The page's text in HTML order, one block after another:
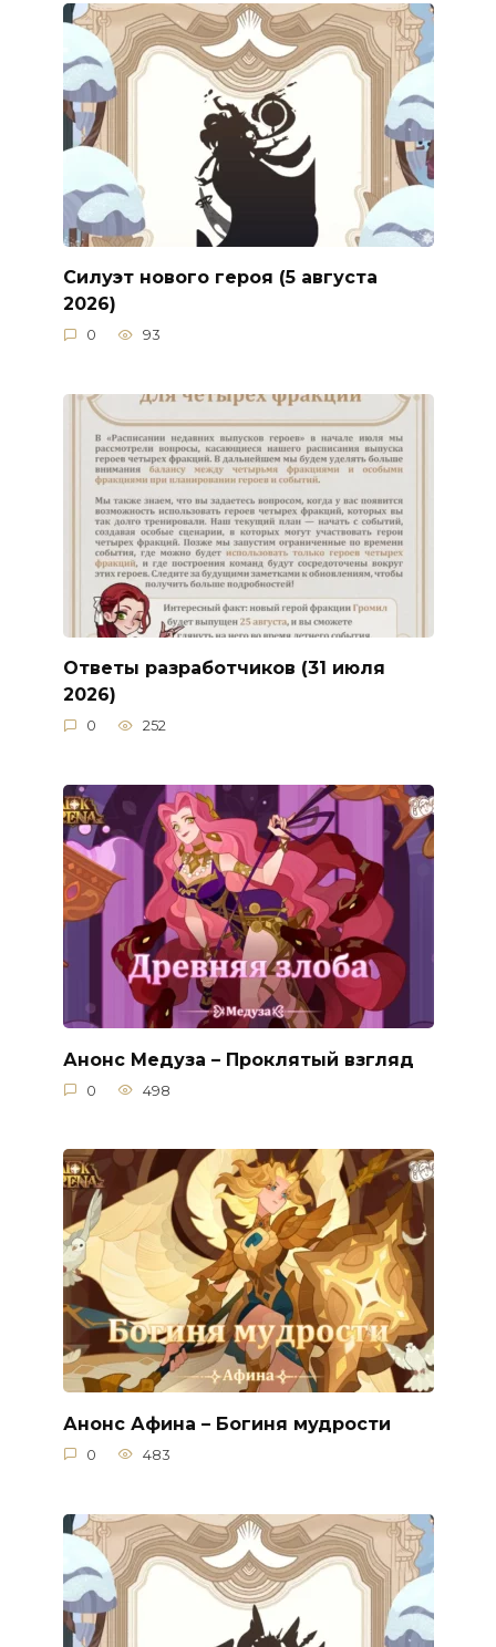
Силуэт нового героя (5 августа
2026)
0 93
Ответы разработчиков (31 июля
2026)
0 252
Анонс Медуза – Проклятый взгляд
0 498
Анонс Афина – Богиня мудрости
0 483